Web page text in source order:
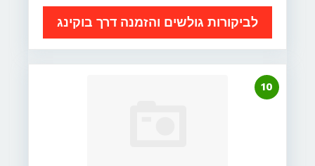
לביקורות גולשים והזמנה דרך בוקינג
10